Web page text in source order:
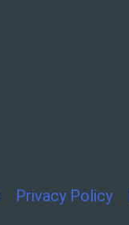
Privacy Policy